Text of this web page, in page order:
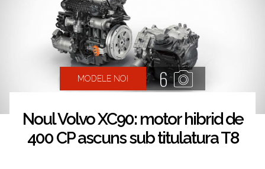
MODELE NOI 6
Noul Volvo XC90: motor hibrid de
400 CP ascuns sub titulatura T8